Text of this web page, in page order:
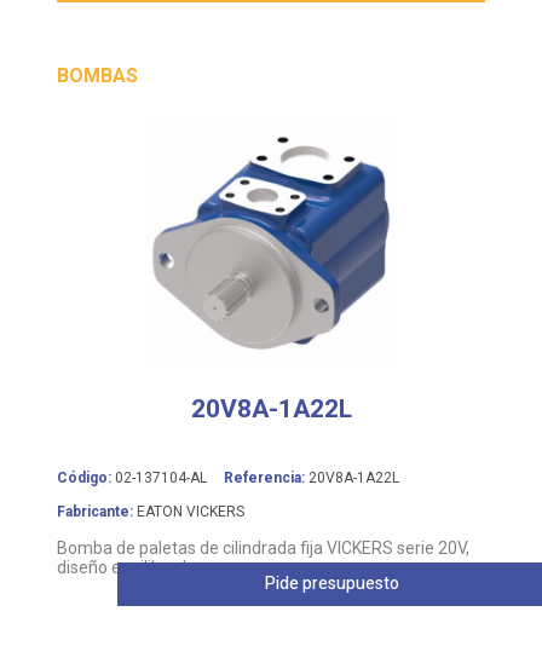
BOMBAS
20V8A-1A22L
Código: 02-137104-AL Referencia: 20V8A-1A22L
Fabricante: EATON VICKERS
Bomba de paletas de cilindrada fija VICKERS serie 20V,
diseño equilibrado
Pide presupuesto